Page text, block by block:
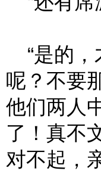
“是的，
呢？不要
他们两人
了！真不
对不起，